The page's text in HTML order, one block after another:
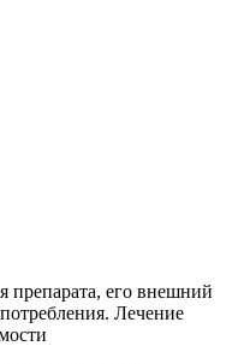
препарата, его внешний
Лечение